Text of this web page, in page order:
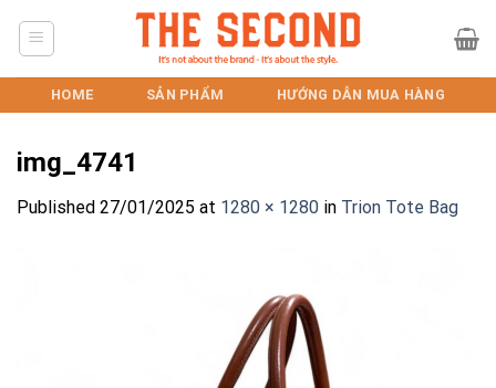
HOME SẢN PHẨM HƯỚNG DẪN MUA HÀNG
img_4741
Published 27/01/2025 at 1280 × 1280 in Trion Tote Bag